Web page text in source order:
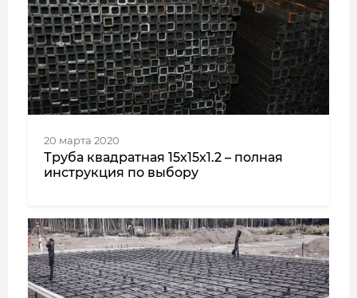
20 марта 2020
Труба квадратная 15x15x1.2 – полная
инструкция по выбору